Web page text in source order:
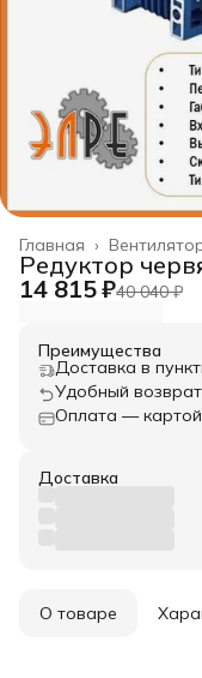
Главная ›
Редуктор
14 815 ₽40 040 ₽
Преимущества
Доставка в
Удобный возврат
Оплата —
Доставка
О товаре